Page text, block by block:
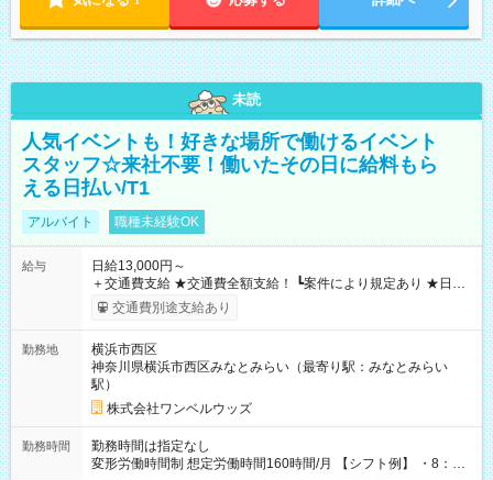
未読
人気イベントも！好きな場所で働けるイベント
スタッフ☆来社不要！働いたその日に給料もら
える日払い/T1
アルバイト 職種未経験OK
給与
日給13,000円～
＋交通費支給 ★交通費全額支給！ ┗案件により規定あり ★日払
いOK！（規定あり） ┗働いたその日に現金GET♪ お仕事後はコ
ンビニATMから 日払い分を引き落とせます！ 【試用期間】試
交通費別途支給あり
勤務地
横浜市西区
神奈川県横浜市西区みなとみらい（最寄り駅：みなとみらい
駅）
株式会社ワンベルウッズ
勤務時間
勤務時間は指定なし
変形労働時間制 想定労働時間160時間/月 【シフト例】 ・8：00